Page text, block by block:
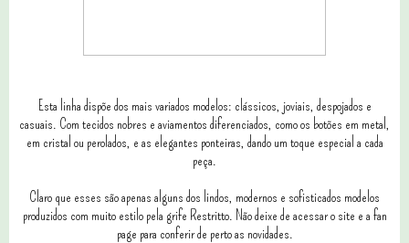
Esta linha dispõe dos mais variados modelos: clássicos, joviais, despojados e
casuais. Com tecidos nobres e aviamentos diferenciados, como os botões em metal,
em cristal ou perolados, e as elegantes ponteiras, dando um toque especial a cada
peça.
Claro que esses são apenas alguns dos lindos, modernos e sofisticados modelos
produzidos com muito estilo pela grife Restritto. Não deixe de acessar o site e a fan
page para conferir de perto as novidades.